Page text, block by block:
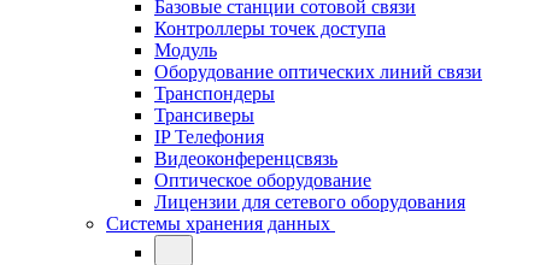
Базовые станции сотовой связи
Контроллеры точек доступа
Модуль
Оборудование оптических линий связи
Транспондеры
Трансиверы
IP Телефония
Видеоконференцсвязь
Оптическое оборудование
Лицензии для сетевого оборудования
Системы хранения данных